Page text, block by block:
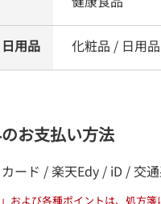
用品 化粧品 / 日用
お支払い方法
ード / 楽天Edy / iD / 交
」および各種ポイントは、処方